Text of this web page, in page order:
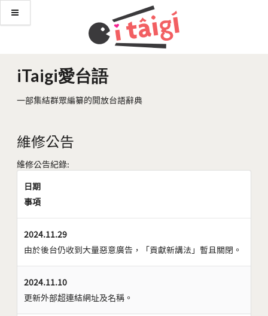
iTaigi愛台語
一部集結群眾編纂的開放台語辭典
維修公告
維修公告紀錄:
日期
事項
2024.11.29
由於後台仍收到大量惡意廣告，「貢獻新講法」暫且關閉。
2024.11.10
更新外部超連結網址及名稱。